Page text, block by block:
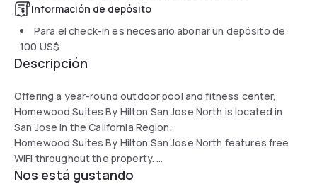
Información de depósito
Para el check-in es necesario abonar un depósito de
100 US$
Descripción
Offering a year-round outdoor pool and fitness center,
Homewood Suites By Hilton San Jose North is located in
San Jose in the California Region.
Homewood Suites By Hilton San Jose North features free
WiFi throughout the property.
There is a 24-hour front desk at the property. Guests can
Nos está gustando